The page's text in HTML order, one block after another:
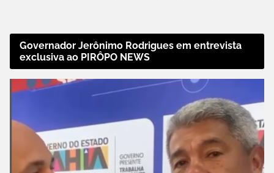
Governador Jerônimo Rodrigues em entrevista
exclusiva ao PIRÔPO NEWS